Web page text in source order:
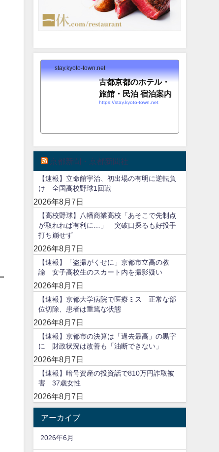
stay.kyoto-town.net
古都京都のホテル・
旅館・民泊 宿泊案内
https://stay.kyoto-town.net
京都新聞・京都新聞社
【速報】立命館宇治、初出場の有明に逆転負
け 全国高校野球1回戦
2026年8月7日
【高校野球】八幡商業高校「あそこで先制点
が取れれば有利に…」 突破口探るも好投手
打ち崩せず
2026年8月7日
【速報】「盗撮がくせに」京都市立高の教
諭 女子高校生のスカート内を撮影疑い
2026年8月7日
【速報】京都大学病院で医療ミス 正常な部
位切除、患者は重篤な状態
2026年8月7日
【速報】京都市の決算は「過去最高」の黒字
に 財政状況は改善も「油断できない」
2026年8月7日
【速報】暗号資産の投資話で810万円詐取被
害 37歳女性
2026年8月7日
アーカイブ
2026年6月